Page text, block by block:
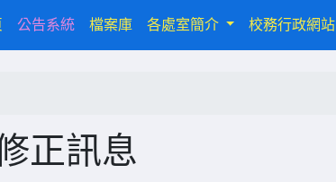
(current)
公告系統 檔案庫 各處室簡介 校務行政網站
正訊息